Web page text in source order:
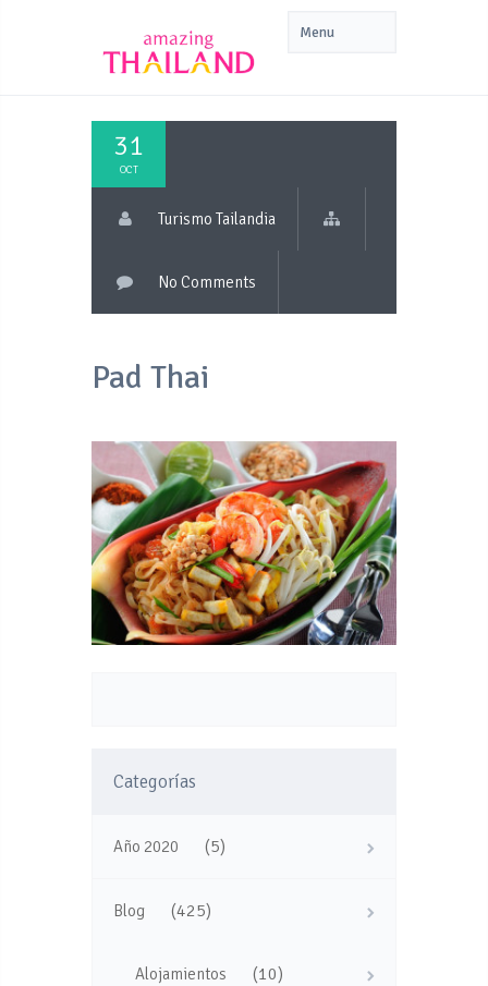
31
OCT
Turismo Tailandia
No Comments
Pad Thai
Categorías
Año 2020 (5)
Blog (425)
Alojamientos (10)